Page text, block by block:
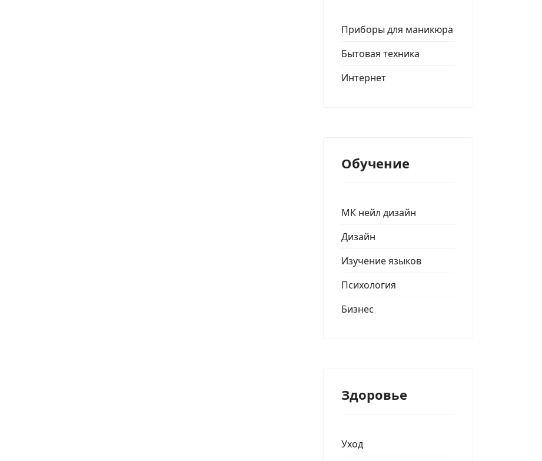
Приборы для маникюра
Бытовая техника
Интернет
Обучение
МК нейл дизайн
Дизайн
Изучение языков
Психология
Бизнес
Здоровье
Уход